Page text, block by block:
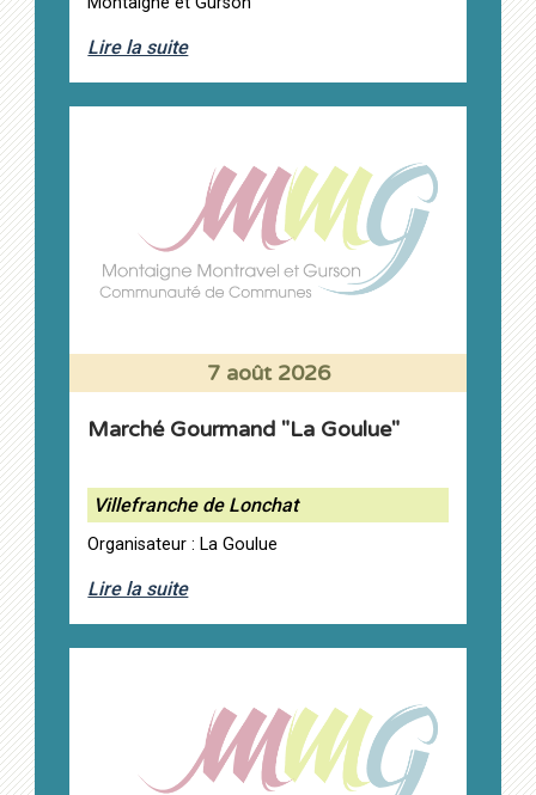
Lire la suite
7 août 2026
Marché Gourmand "La Goulue"
Villefranche de Lonchat
Organisateur : La Goulue
Lire la suite